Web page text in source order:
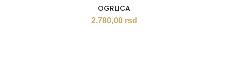
OGRLICA
2.780,00 rsd